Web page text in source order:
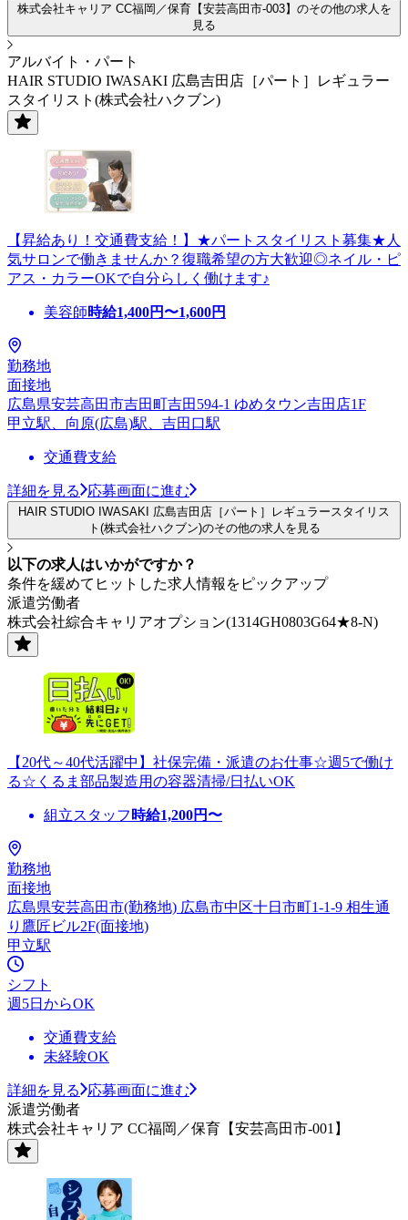
株式会社キャリア CC福岡／保育【安芸高田市-003】のその他の求人を
見る
アルバイト・パート
HAIR STUDIO IWASAKI 広島吉田店［パート］レギュラー
スタイリスト(株式会社ハクブン)
【昇給あり！交通費支給！】★パートスタイリスト募集★人
気サロンで働きませんか？復職希望の方大歓迎◎ネイル・ピ
アス・カラーOKで自分らしく働けます♪
美容師時給1,400円〜1,600円
勤務地
面接地
広島県安芸高田市吉田町吉田594-1 ゆめタウン吉田店1F
甲立駅、向原(広島)駅、吉田口駅
交通費支給
詳細を見る 応募画面に進む
HAIR STUDIO IWASAKI 広島吉田店［パート］レギュラースタイリス
ト(株式会社ハクブン)のその他の求人を見る
以下の求人はいかがですか？
条件を緩めてヒットした求人情報をピックアップ
派遣労働者
株式会社綜合キャリアオプション(1314GH0803G64★8-N)
【20代～40代活躍中】社保完備・派遣のお仕事☆週5で働け
る☆くるま部品製造用の容器清掃/日払いOK
組立スタッフ 時給1,200円〜
勤務地
面接地
広島県安芸高田市(勤務地) 広島市中区十日市町1-1-9 相生通
り鷹匠ビル2F(面接地)
甲立駅
シフト
週5日からOK
交通費支給
未経験OK
詳細を見る
応募画面に進む
派遣労働者
株式会社キャリア CC福岡／保育【安芸高田市-001】